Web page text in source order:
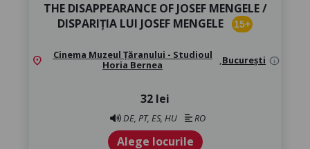
THE DISAPPEARANCE OF JOSEF MENGELE /
DISPARIȚIA LUI JOSEF MENGELE
15+
location_on
Cinema Muzeul Țăranului - Studioul
Horia Bernea
,București info
32 lei
DE, PT, ES, HU RO
Alege locurile